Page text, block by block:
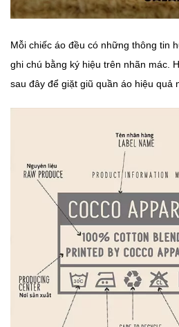
Mỗi chiếc áo đều có những thông tin
ghi chú bằng ký hiệu trên nhãn mác.
sau đây để giặt giũ quần áo hiệu quả